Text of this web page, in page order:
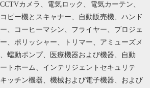
カメラ、電気ロック、電気カーテン、
ピー機とスキャナー、自動販売機、ハンド
、コーヒーマシン、フライヤー、プロジェ
、ポリッシャー、トリマー、アミューズメ
蠕動ポンプ、医療機器および機器、自動
トホーム、インテリジェントセキュリテ
ッチン機器、機械および電子機器、および